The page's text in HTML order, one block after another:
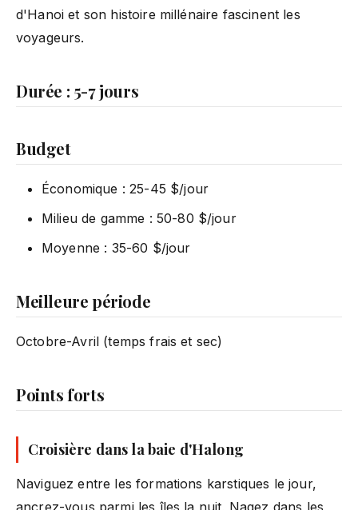
d'Hanoi et son histoire millénaire fascinent les
voyageurs.
Durée : 5-7 jours
Budget
Économique : 25-45 $/jour
Milieu de gamme : 50-80 $/jour
Moyenne : 35-60 $/jour
Meilleure période
Octobre-Avril (temps frais et sec)
Points forts
Croisière dans la baie d'Halong
Naviguez entre les formations karstiques le jour,
ancrez-vous parmi les îles la nuit. Nagez dans les